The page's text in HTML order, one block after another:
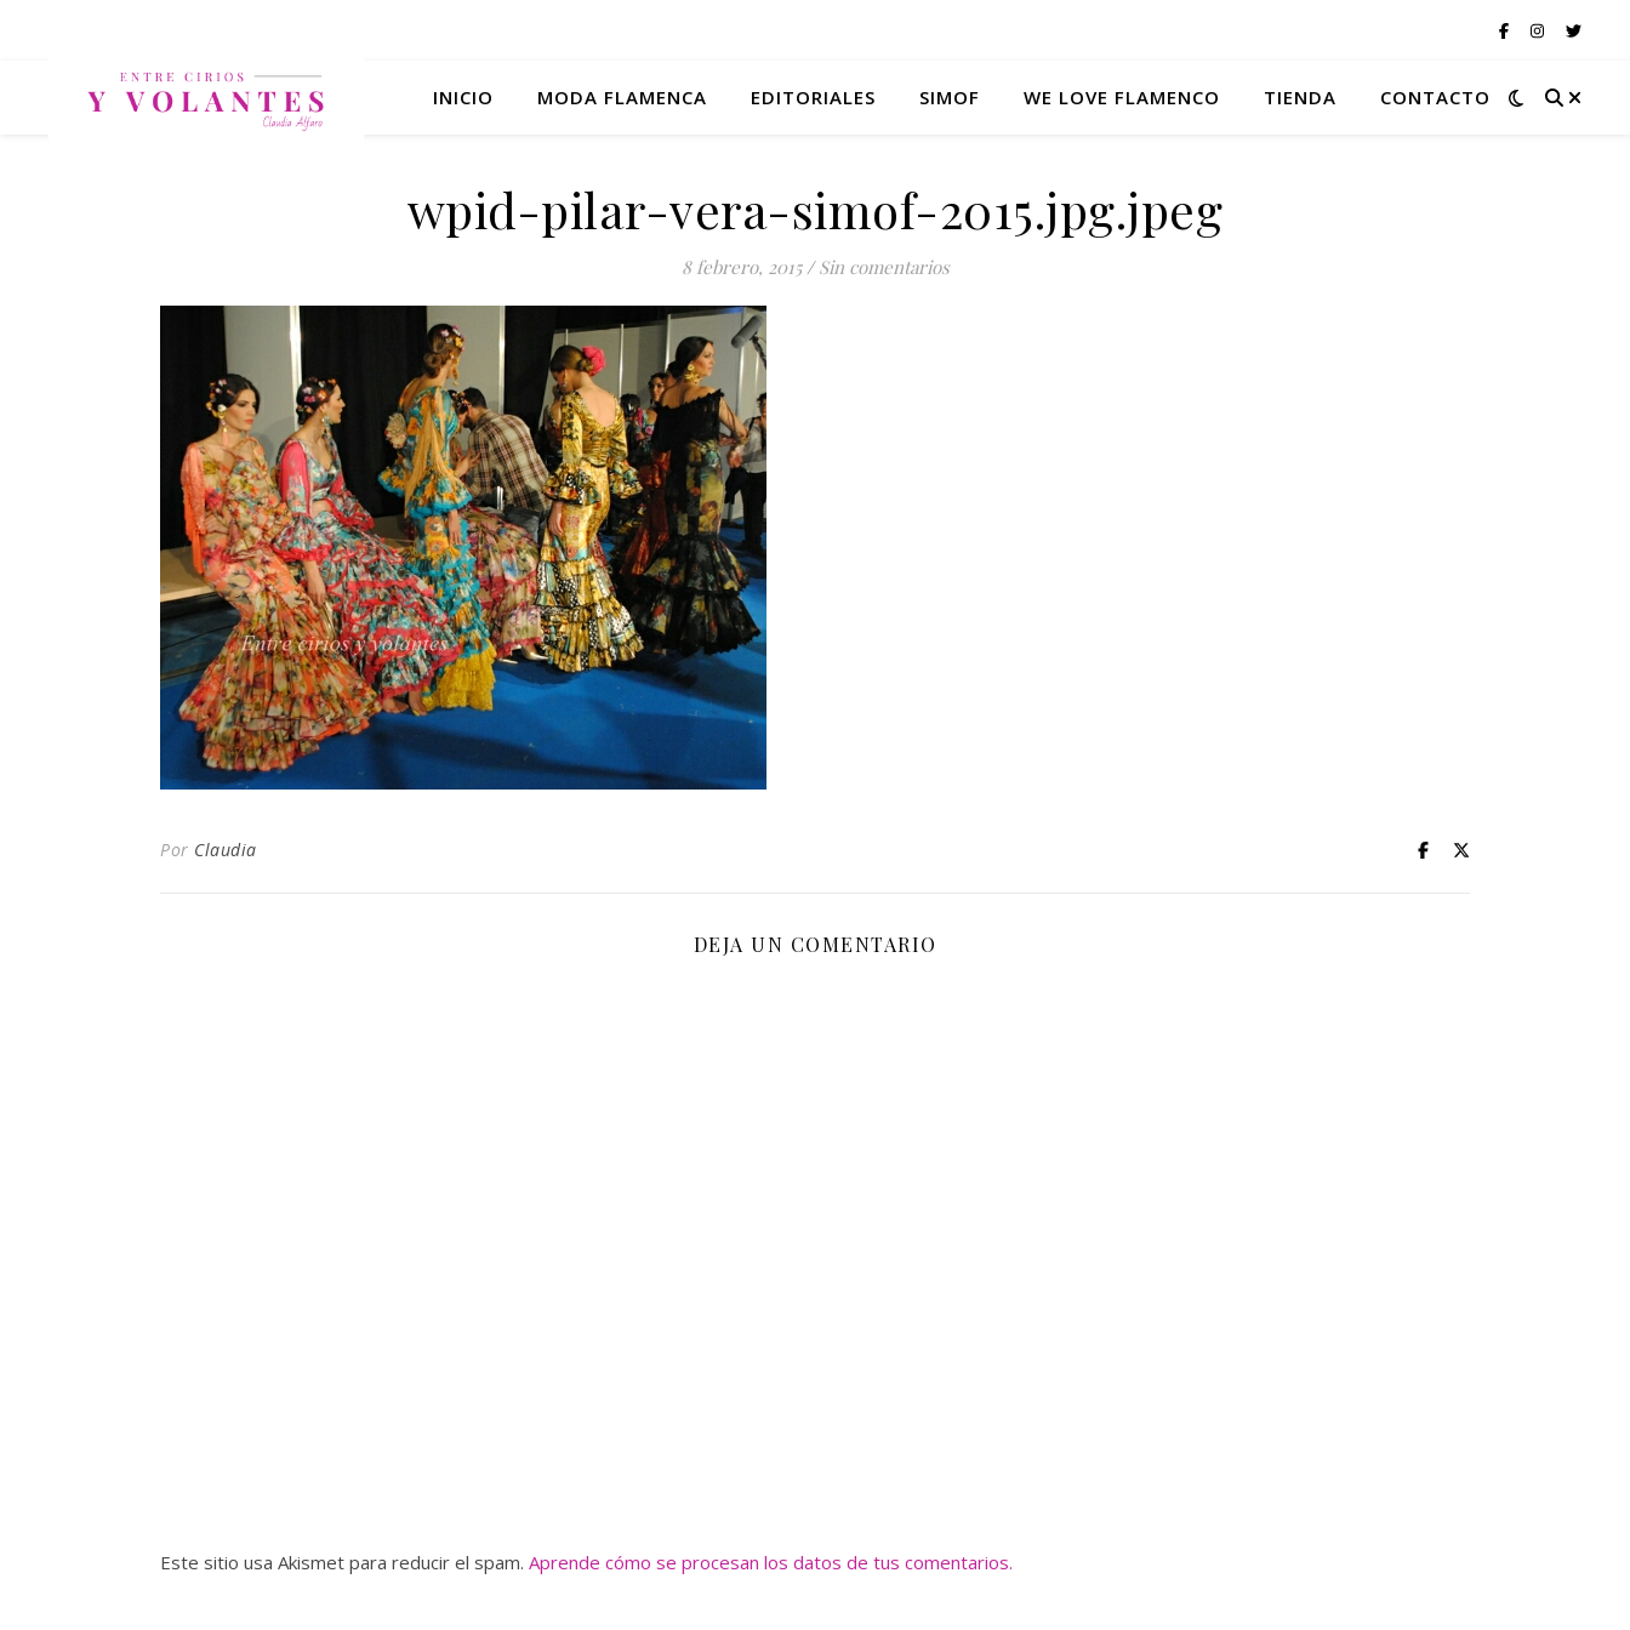
INICIO MODA FLAMENCA EDITORIALES SIMOF WE LOVE FLAMENCO TIENDA CONTACTO
wpid-pilar-vera-simof-2015.jpg.jpeg
8 febrero, 2015 / Sin comentarios
Por Claudia
DEJA UN COMENTARIO
Este sitio usa Akismet para reducir el spam. Aprende cómo se procesan los datos de tus comentarios.